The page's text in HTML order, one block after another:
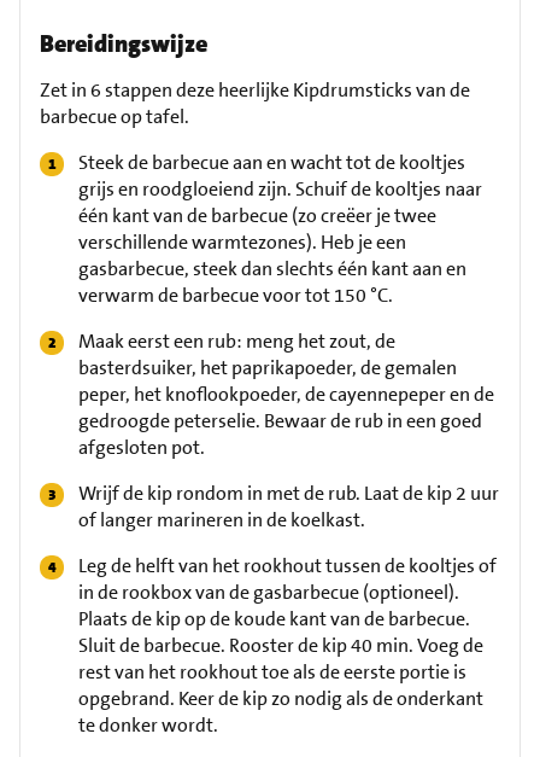
Bereidingswijze
Zet in 6 stappen deze heerlijke Kipdrumsticks van de
barbecue op tafel.
Steek de barbecue aan en wacht tot de kooltjes
grijs en roodgloeiend zijn. Schuif de kooltjes naar
één kant van de barbecue (zo creëer je twee
verschillende warmtezones). Heb je een
gasbarbecue, steek dan slechts één kant aan en
verwarm de barbecue voor tot 150 °C.
Maak eerst een rub: meng het zout, de
basterdsuiker, het paprikapoeder, de gemalen
peper, het knoflookpoeder, de cayennepeper en de
gedroogde peterselie. Bewaar de rub in een goed
afgesloten pot.
Wrijf de kip rondom in met de rub. Laat de kip 2 uur
of langer marineren in de koelkast.
Leg de helft van het rookhout tussen de kooltjes of
in de rookbox van de gasbarbecue (optioneel).
Plaats de kip op de koude kant van de barbecue.
Sluit de barbecue. Rooster de kip 40 min. Voeg de
rest van het rookhout toe als de eerste portie is
opgebrand. Keer de kip zo nodig als de onderkant
te donker wordt.